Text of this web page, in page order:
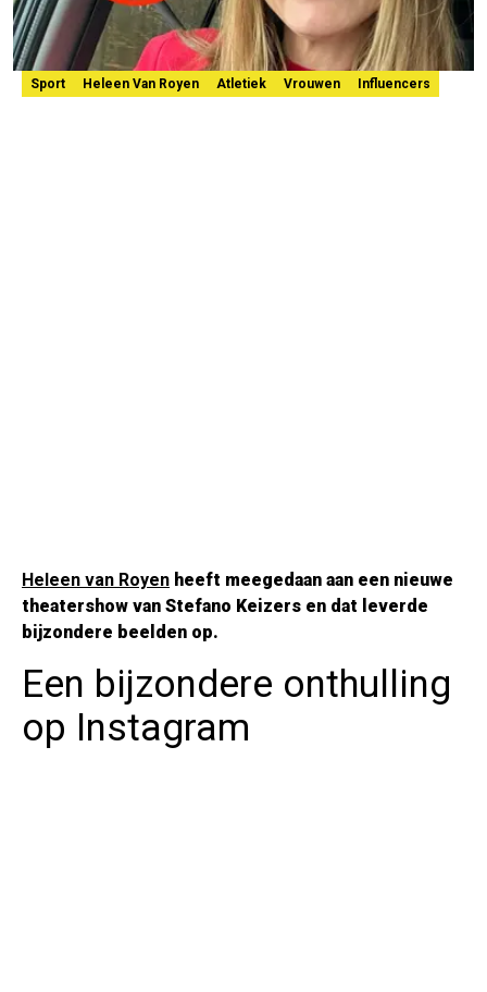
Sport Heleen Van Royen Atletiek Vrouwen Influencers
Heleen van Royen heeft meegedaan aan een nieuwe
theatershow van Stefano Keizers en dat leverde
bijzondere beelden op.
Een bijzondere onthulling
op Instagram